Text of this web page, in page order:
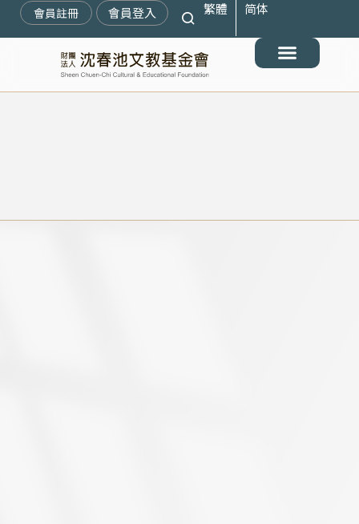
會員註冊 會員登入 繁體 简体